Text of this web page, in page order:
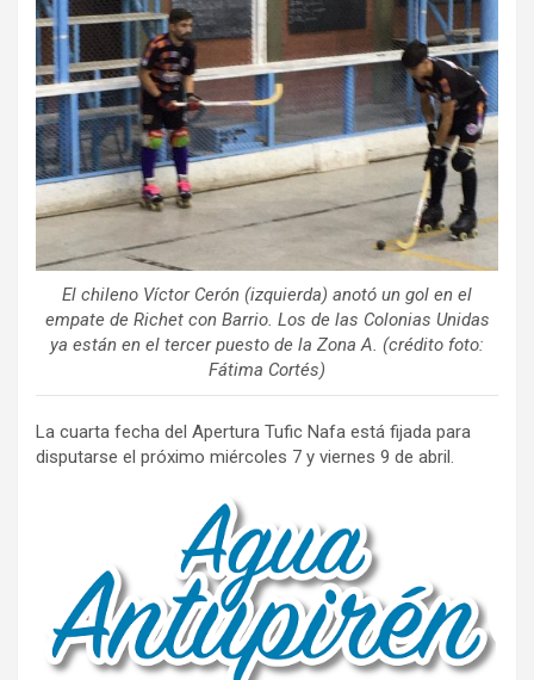
El chileno Víctor Cerón (izquierda) anotó un gol en el
empate de Richet con Barrio. Los de las Colonias Unidas
ya están en el tercer puesto de la Zona A. (crédito foto:
Fátima Cortés)
La cuarta fecha del Apertura Tufic Nafa está fijada para
disputarse el próximo miércoles 7 y viernes 9 de abril.